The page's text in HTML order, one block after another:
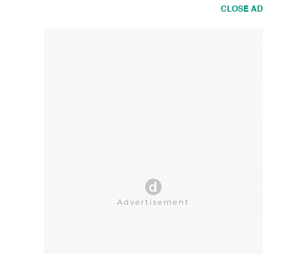
CLOSE AD